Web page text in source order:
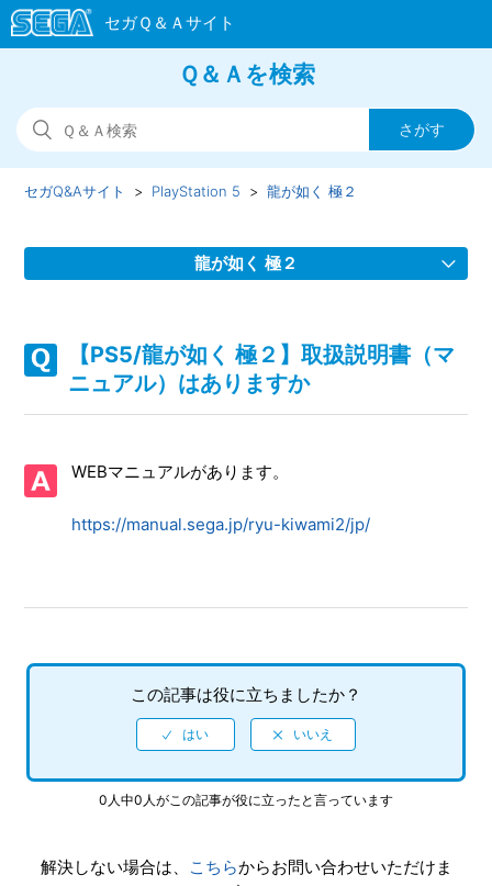
Ｑ＆Ａを検索
セガQ&Aサイト PlayStation 5 龍が如く 極２
龍が如く 極２
なくなる等の効果をもつ装備品はありますか
【PS5/龍が如く 極２】Steam版の問い合わせ先はどこです
【PS5/龍が如く 極２】取扱説明書（マニュアル）はありま
すか
【PS5/龍が如く 極２】何をしたらいいか、どこへ行けばい
いか、バトルで勝てない場合はどうすればいいですか
【PS5/龍が如く 極２】クリアデータのデータ引き継ぎに
て、引き継がれる要素と引き継がれない要素を教えてくださ
【PS5/龍が如く 極２】クリア後、2周めができるモードはあ
【PS5/龍が如く 極２】取扱説明書（マ
ニュアル）はありますか
WEBマニュアルがあります。
https://manual.sega.jp/ryu-kiwami2/jp/
この記事は役に立ちましたか？
0人中0人がこの記事が役に立ったと言っています
解決しない場合は、 こちらからお問い合わせいただけま